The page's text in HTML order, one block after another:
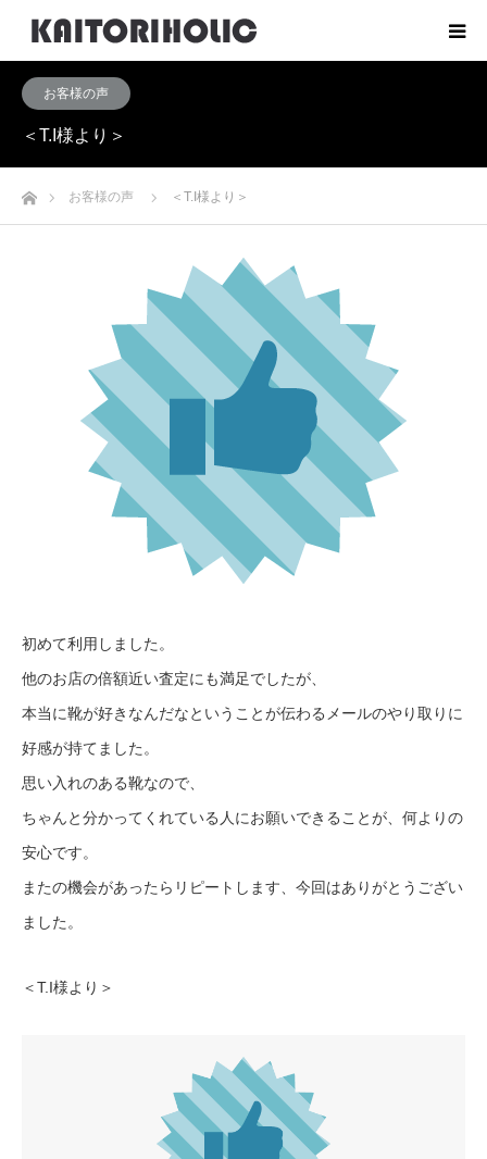
お客様の声
＜T.I様より＞
ホームお客様の声 ＜T.I様より＞
初めて利用しました。
他のお店の倍額近い査定にも満足でしたが、
本当に靴が好きなんだなということが伝わるメールのやり取りに
好感が持てました。
思い入れのある靴なので、
ちゃんと分かってくれている人にお願いできることが、何よりの
安心です。
またの機会があったらリピートします、今回はありがとうござい
ました。
＜T.I様より＞